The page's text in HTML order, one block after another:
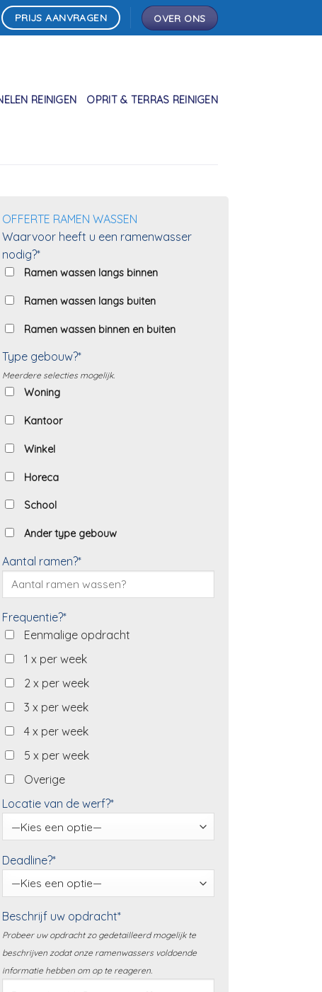
PRIJS AANVRAGEN OVER ONS
REINIGEN OPRIT & TERRAS REINIGEN
OFFERTE RAMEN WASSEN
Waarvoor heeft u een ramenwasser
nodig?*
Ramen wassen langs binnen
Ramen wassen langs buiten
Ramen wassen binnen en buiten
Type gebouw?*
Meerdere selecties mogelijk.
Woning
Kantoor
Winkel
Horeca
School
Ander type gebouw
Aantal ramen?*
Frequentie?*
Eenmalige opdracht
1 x per week
2 x per week
3 x per week
4 x per week
5 x per week
Overige
Locatie van de werf?*
Deadline?*
Beschrijf uw opdracht*
Probeer uw opdracht zo gedetailleerd mogelijk te
beschrijven zodat onze ramenwassers voldoende
informatie hebben om op te reageren.